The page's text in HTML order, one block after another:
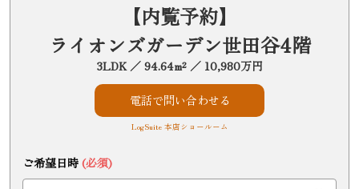
【内覧予約】
ライオンズガーデン世田谷4階
3LDK ／ 94.64m² ／ 10,980万円
電話で問い合わせる
LogSuite 本店ショールーム
ご希望日時 (必須)